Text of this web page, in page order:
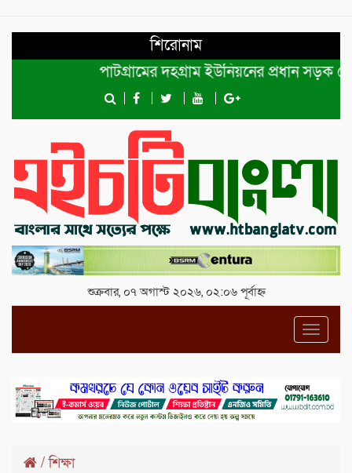
শিরোনাম
পাটগ্রামের দহগ্রাম ইউনিয়নের প্রধান সড়ক ভেঙ্গে
শুক্রবার, ০৭ অগাস্ট ২০২৬, ০২:০৬ পূর্বাহ্ন
/শিক্ষা